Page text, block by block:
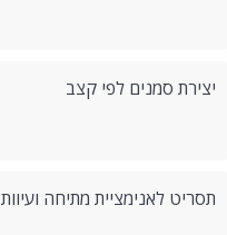
יצירת סמנים לפי קצב
תסריט לאנימציית מתיחה ועיוות